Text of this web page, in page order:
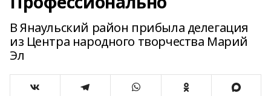
В Янаульский район прибыла делегация
из Центра народного творчества Марий
Эл